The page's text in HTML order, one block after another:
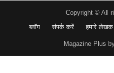
Copyright © All
ब्लॉग
संपर्क करें हमारे लेखक
Magazine Plus